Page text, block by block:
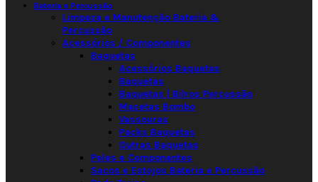
Bateria e Percussão
Limpeza e Manutenção Bateria &
Percussão
Acessórios / Componentes
Baquetas
Acessórios Baquetas
Baquetas
Baquetas | Bilros Percussão
Macetas Bombo
Vassouras
Packs Baquetas
Outras Baquetas
Peles e Componentes
Sacos e Estojos Bateria e Percussão